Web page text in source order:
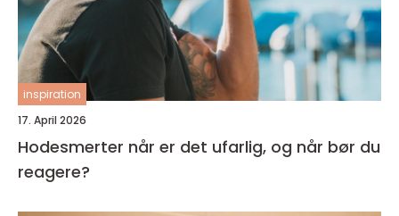
inspiration
17. April 2026
Hodesmerter når er det ufarlig, og når bør du
reagere?